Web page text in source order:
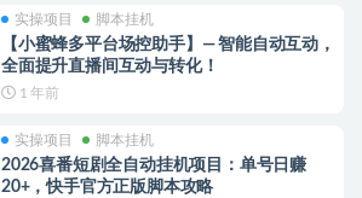
实操项目 脚本挂机
【小蜜蜂多平台场控助手】— 智能自动互动，
全面提升直播间互动与转化！
1 年前
实操项目 脚本挂机
2026喜番短剧全自动挂机项目：单号日赚
20+，快手官方正版脚本攻略